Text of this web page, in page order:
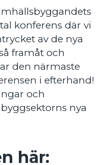
konferens där vi
av de nya
framåt och
den närmaste
i efterhand!
och
nya
här: